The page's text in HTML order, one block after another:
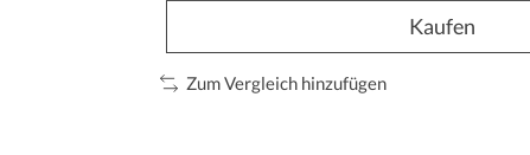
Kaufen
Zum Vergleich hinzufügen